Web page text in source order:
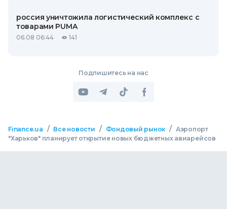
россия уничтожила логистический комплекс с
товарами PUMA
06.08 06:44 141
Подпишитесь на нас
Finance.ua / Все новости / Фондовый рынок / Аэропорт
"Харьков" планирует открытие новых бюджетных авиарейсов